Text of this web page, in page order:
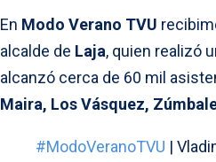
En Modo Verano TVU
alcalde de Laja, quien realizó
alcanzó cerca de 60 mil
Maira, Los Vásquez,
#ModoVeranoTVU |